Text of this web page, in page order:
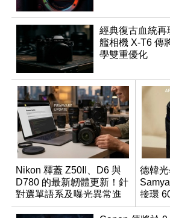
經典復古血統
艦相機 X-T6 傳
學雙重優化
Nikon 釋蓋 Z50II、D6 與
D780 的最新韌體更新！針
對選單語系及曝光異常進
行修復
德韓光
接環
變焦鏡